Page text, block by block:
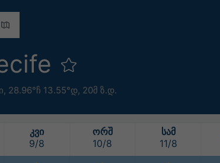
, 28.96°ჩ 13.55°დ, 20მ ზ.დ.
ᲙᲕᲘ
9/8
ᲝᲠᲨ
10/8
ᲡᲐᲛ
11/8